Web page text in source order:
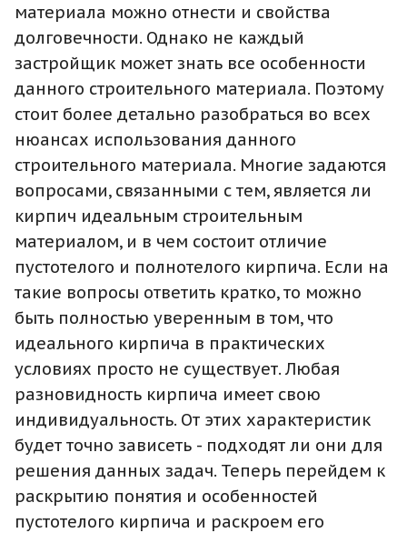
материала можно отнести и свойства
долговечности. Однако не каждый
застройщик может знать все особенности
данного строительного материала. Поэтому
стоит более детально разобраться во всех
нюансах использования данного
строительного материала. Многие задаются
вопросами, связанными с тем, является ли
кирпич идеальным строительным
материалом, и в чем состоит отличие
пустотелого и полнотелого кирпича. Если на
такие вопросы ответить кратко, то можно
быть полностью уверенным в том, что
идеального кирпича в практических
условиях просто не существует. Любая
разновидность кирпича имеет свою
индивидуальность. От этих характеристик
будет точно зависеть - подходят ли они для
решения данных задач. Теперь перейдем к
раскрытию понятия и особенностей
пустотелого кирпича и раскроем его